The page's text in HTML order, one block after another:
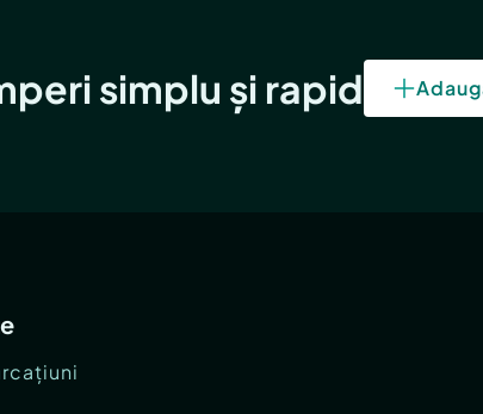
simplu și rapid